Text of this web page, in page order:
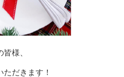
様、
だきます！